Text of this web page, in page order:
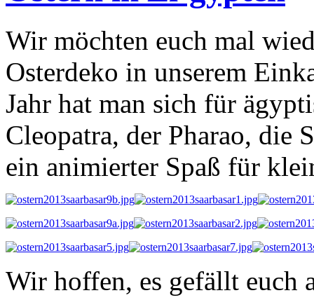
Wir möchten euch mal
Osterdeko in unserem
Jahr hat man sich für
Cleopatra, der Pharao, die
ein animierter Spaß für
Wir hoffen, es gefällt euch